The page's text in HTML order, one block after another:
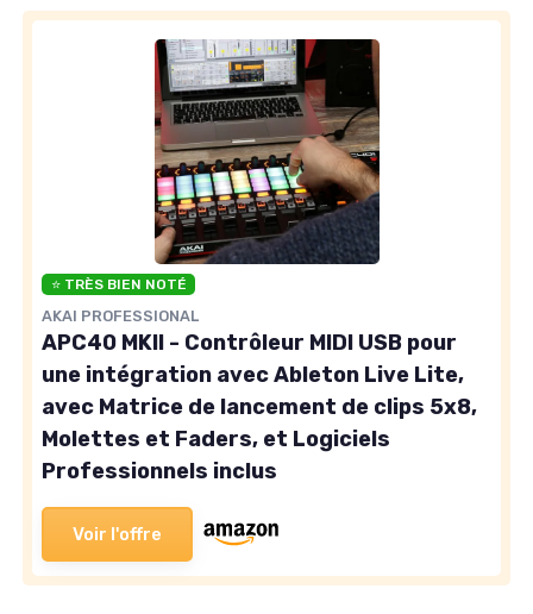
⭐ TRÈS BIEN NOTÉ
AKAI PROFESSIONAL
APC40 MKII - Contrôleur MIDI USB pour
une intégration avec Ableton Live Lite,
avec Matrice de lancement de clips 5x8,
Molettes et Faders, et Logiciels
Professionnels inclus
Voir l'offre